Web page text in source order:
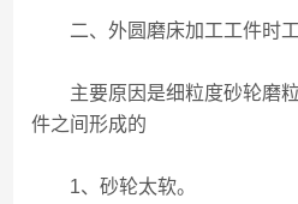
二、外圆磨床加工工件时工
主要原因是细粒度砂轮磨粒
件之间形成的
1、砂轮太软。